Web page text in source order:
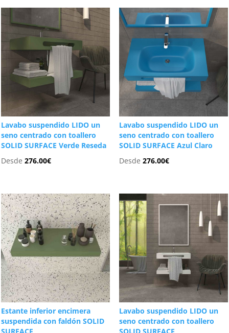
Lavabo suspendido LIDO un
seno centrado con toallero
SOLID SURFACE Verde Reseda
Desde276.00€
Lavabo suspendido LIDO un
seno centrado con toallero
SOLID SURFACE Azul Claro
Desde 276.00€
Estante inferior encimera
suspendida con faldón SOLID
Lavabo suspendido LIDO un
seno centrado con toallero